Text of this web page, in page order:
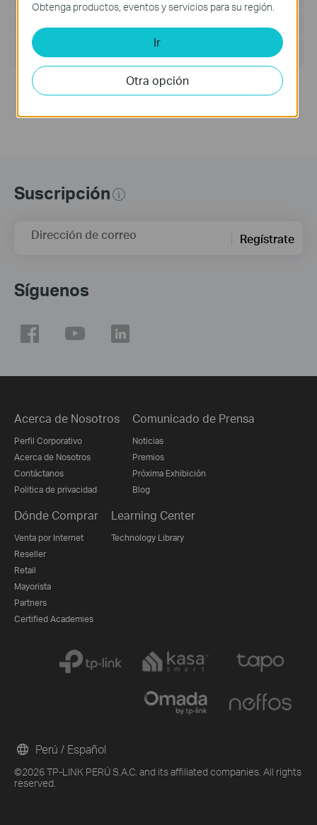
Tamaño del Archivo :
Notes:
For TL-SL3428_V3.0_20120314
Suscripción
Dirección de correo Regístrate
Síguenos
Acerca de Nosotros
Perfil Corporativo
Acerca de Nosotros
Contáctanos
Politica de privacidad
Comunicado de Prensa
Noticias
Premios
Próxima Exhibición
Blog
Dónde Comprar
Venta por Internet
Reseller
Retail
Mayorista
Partners
Certified Academies
Learning Center
Technology Library
©2026 TP-LINK PERÚ S.A.C. and its affiliated companies. All rights
reserved.
Perú / Español
Obtenga productos, eventos y servicios para su región.
Ir
Otra opción